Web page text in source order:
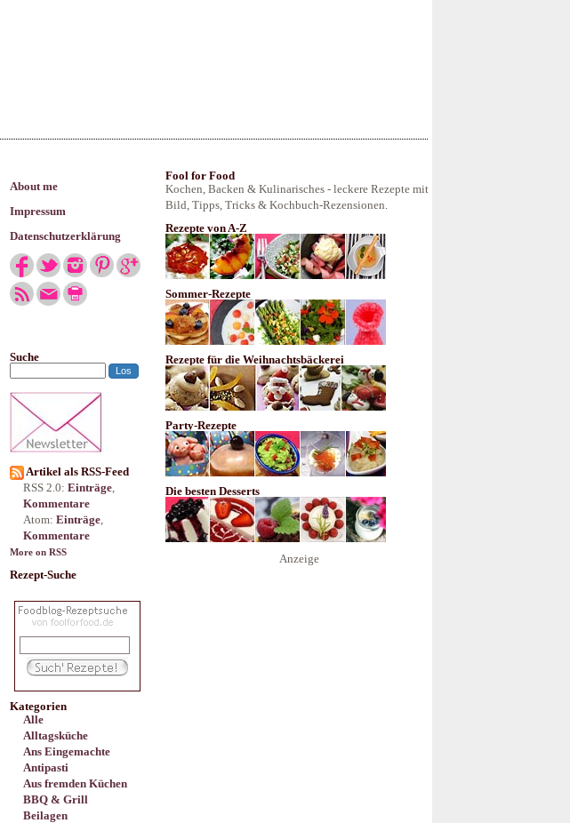
About me
Impressum
Datenschutzerklärung
Suche
Artikel als RSS-Feed
RSS 2.0: Einträge,
Kommentare
Atom: Einträge,
Kommentare
More on RSS
Rezept-Suche
Kategorien
Alle
Alltagsküche
Ans Eingemachte
Antipasti
Aus fremden Küchen
BBQ & Grill
Beilagen
Fool for Food
Kochen, Backen & Kulinarisches - leckere Rezepte mit
Bild, Tipps, Tricks & Kochbuch-Rezensionen.
Rezepte von A-Z
Sommer-Rezepte
Rezepte für die Weihnachtsbäckerei
Party-Rezepte
Die besten Desserts
Anzeige